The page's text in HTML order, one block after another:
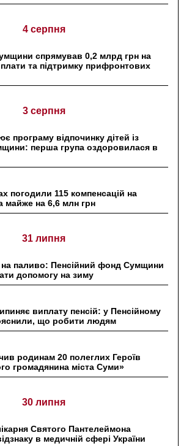
4 серпня
спрямував 0,2 млрд грн на
та підтримку прифронтових
3 серпня
програму відпочинку дітей із
перша група оздоровилася в
погодили 115 компенсацій на
майже на 6,6 млн грн
31 липня
на паливо: Пенсійний фонд Сумщини
допомогу на зиму
виплату пенсій: у Пенсійному
що робити людям
родинам 20 полеглих Героїв
громадянина міста Суми»
30 липня
Святого Пантелеймона
в медичній сфері України